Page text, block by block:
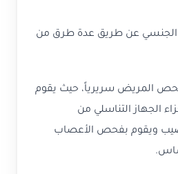
عن طريق عدة طرق من
المريض سريرياً، حيث يقوم
التناسلي من
ويقوم بفحص الأعصاب